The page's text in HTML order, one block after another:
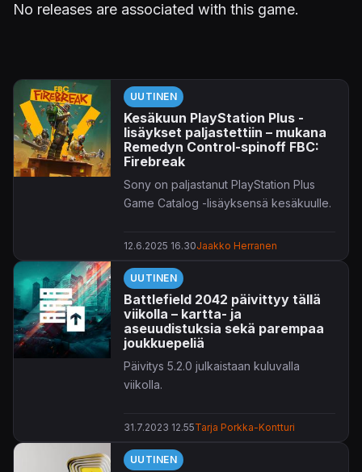
No releases are associated with this game.
UUTINEN
Kesäkuun PlayStation Plus -
lisäykset paljastettiin – mukana
Remedyn Control-spinoff FBC:
Firebreak
Sony on paljastanut PlayStation Plus
Game Catalog -lisäyksensä kesäkuulle.
12.6.2025 16.30Jaakko Herranen
UUTINEN
Battlefield 2042 päivittyy tällä
viikolla – kartta- ja
aseuudistuksia sekä parempaa
joukkuepeliä
Päivitys 5.2.0 julkaistaan kuluvalla
viikolla.
31.7.2023 12.55Tarja Porkka-Kontturi
UUTINEN